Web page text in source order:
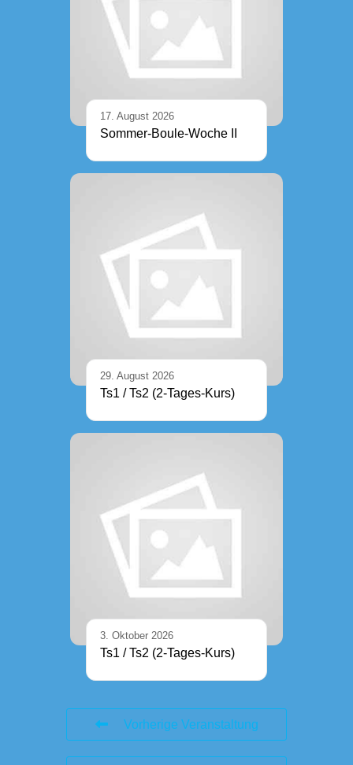
17. August 2026
Sommer-Boule-Woche II
29. August 2026
Ts1 / Ts2 (2-Tages-Kurs)
3. Oktober 2026
Ts1 / Ts2 (2-Tages-Kurs)
Vorherige Veranstaltung